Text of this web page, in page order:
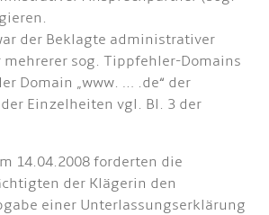
der Beklagte administrativer
sog. Tippfehler-Domains
Domain „www. … .de“ der
Einzelheiten vgl. Bl. 3 der
14.04.2008 forderten die
der Klägerin den
einer Unterlassungserklärung